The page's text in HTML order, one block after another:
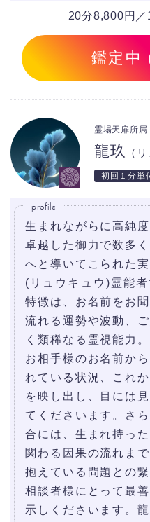
20分8,800円／
鑑定中
龍玖 （
霊場天扉所属
初回１分単
profile
生まれながらに高純
卓越した御力で数多
へと導いてこられた
(リュウキュウ)霊能
特徴は、お名前をお
流れる運勢や波動、
く類稀なる霊視能力
お相手様のお名前か
れている状況、これ
を映し出し、目には
てくださいます。さ
合には、生まれ持っ
関わる因果の流れま
抱えている問題との
相談者様にとって最
示しくださいます。